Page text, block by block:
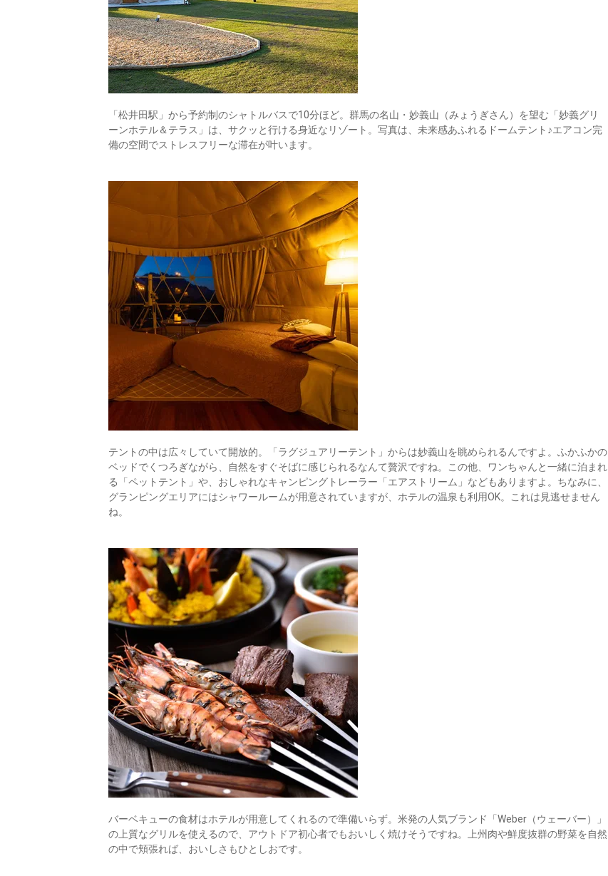
「松井田駅」から予約制のシャトルバスで10分ほど。群馬の名山・妙義山（みょうぎさん）を望む「妙義グリ
ーンホテル＆テラス」は、サクッと行ける身近なリゾート。写真は、未来感あふれるドームテント♪エアコン完
備の空間でストレスフリーな滞在が叶います。
テントの中は広々していて開放的。「ラグジュアリーテント」からは妙義山を眺められるんですよ。ふかふかの
ベッドでくつろぎながら、自然をすぐそばに感じられるなんて贅沢ですね。この他、ワンちゃんと一緒に泊まれ
る「ペットテント」や、おしゃれなキャンピングトレーラー「エアストリーム」などもありますよ。ちなみに、
グランピングエリアにはシャワールームが用意されていますが、ホテルの温泉も利用OK。これは見逃せません
ね。
バーベキューの食材はホテルが用意してくれるので準備いらず。米発の人気ブランド「Weber（ウェーバー）」
の上質なグリルを使えるので、アウトドア初心者でもおいしく焼けそうですね。上州肉や鮮度抜群の野菜を自然
の中で頬張れば、おいしさもひとしおです。